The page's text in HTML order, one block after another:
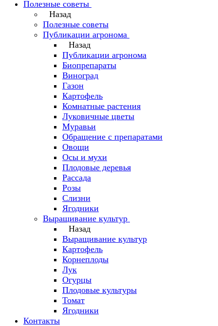
Полезные советы
Назад
Полезные советы
Публикации агронома
Назад
Публикации агронома
Биопрепараты
Виноград
Газон
Картофель
Комнатные растения
Луковичные цветы
Муравьи
Обращение с препаратами
Овощи
Осы и мухи
Плодовые деревья
Рассада
Розы
Слизни
Ягодники
Выращивание культур
Назад
Выращивание культур
Картофель
Корнеплоды
Лук
Огурцы
Плодовые культуры
Томат
Ягодники
Контакты